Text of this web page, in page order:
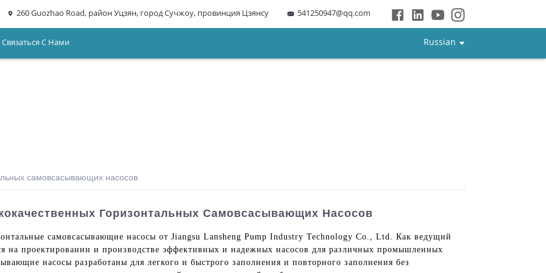
260 Guozhao Road, район Уцзян, город Сучжоу, провинция Цзянсу 541250947@qq.com
Связаться С Нами Russian
самовсасывающих насосов
Горизонтальных Самовсасывающих Насосов
самовсасывающие насосы от Jiangsu Lansheng Pump Industry Technology Co., Ltd. Как ведущий
на проектировании и производстве эффективных и надежных насосов для различных промышленных
насосы разработаны для легкого и быстрого заполнения и повторного заполнения без